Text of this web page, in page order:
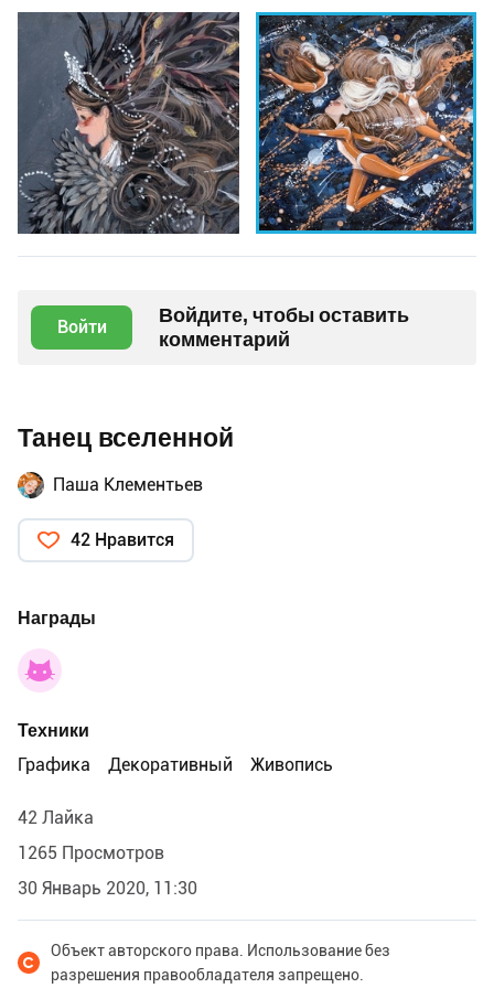
Войти
Войдите, чтобы оставить
комментарий
Танец вселенной
Паша Клементьев
42 Нравится
Награды
Техники
Графика
Декоративный Живопись
42 Лайка
1265 Просмотров
30 Январь 2020, 11:30
Объект авторского права. Использование без
разрешения правообладателя запрещено.